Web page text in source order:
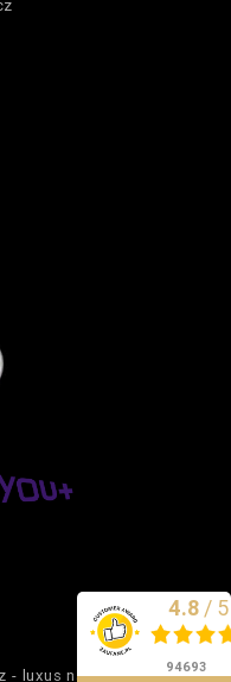
- luxus na dosah ruky.
Vynikající4.8 / 5
94693